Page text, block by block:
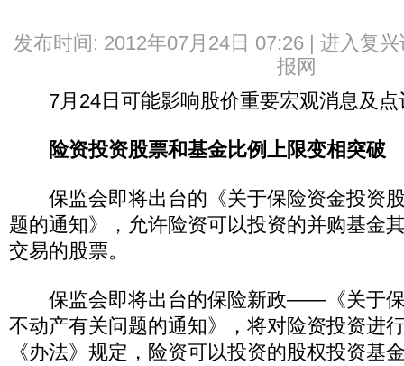
发布时间: 2012年07月24日 07:26 | 进入复兴
报网
7月24日可能影响股价重要宏观消息及点
险资投资股票和基金比例上限变相突破
保监会即将出台的《关于保险资金投资
题的通知》，允许险资可以投资的并购基金
交易的股票。
保监会即将出台的保险新政——《关于保
不动产有关问题的通知》，将对险资投资进
《办法》规定，险资可以投资的股权投资基